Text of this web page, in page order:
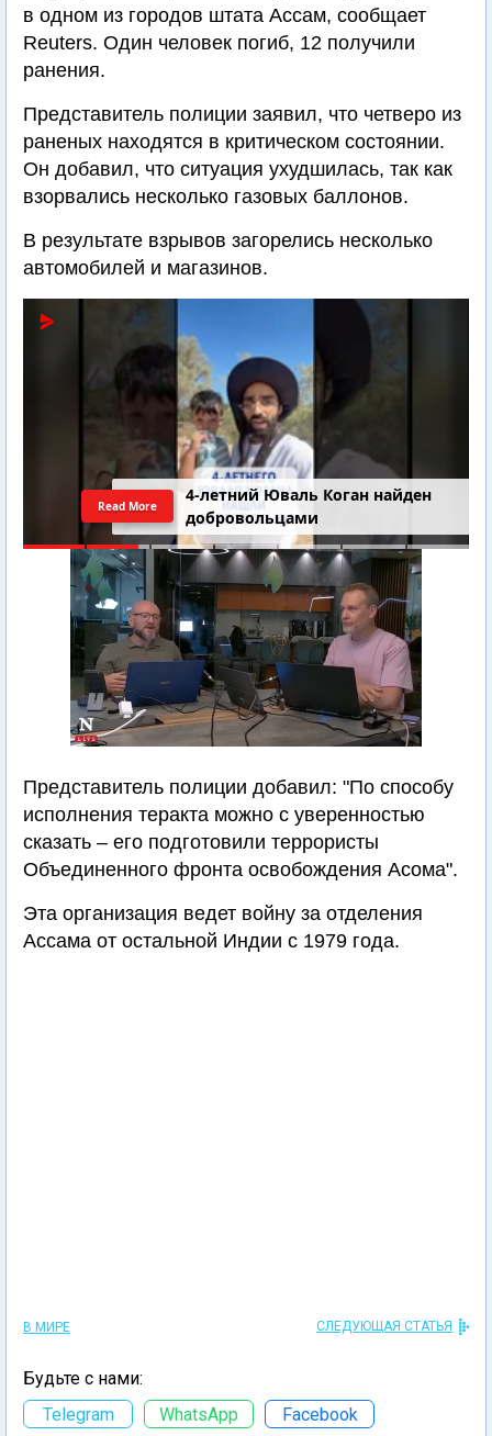
в одном из городов штата Ассам, сообщает
Reuters. Один человек погиб, 12 получили
ранения.
Представитель полиции заявил, что четверо из
раненых находятся в критическом состоянии.
Он добавил, что ситуация ухудшилась, так как
взорвались несколько газовых баллонов.
В результате взрывов загорелись несколько
автомобилей и магазинов.
4-летний Юваль Коган найден
добровольцами
Read More
Представитель полиции добавил: "По способу
исполнения теракта можно с уверенностью
сказать – его подготовили террористы
Объединенного фронта освобождения Асома".
Эта организация ведет войну за отделения
Ассама от остальной Индии c 1979 года.
В МИРЕ СЛЕДУЮЩАЯ СТАТЬЯ
Будьте с нами:
Telegram
WhatsApp Facebook